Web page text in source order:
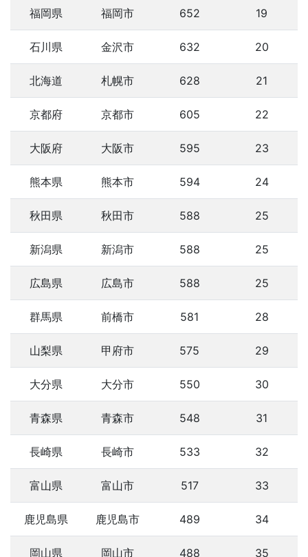
福岡県 福岡市 652 19
石川県 金沢市 632 20
北海道 札幌市 628 21
京都府 京都市 605 22
大阪府 大阪市 595 23
熊本県 熊本市 594 24
秋田県 秋田市 588 25
新潟県 新潟市 588 25
広島県 広島市 588 25
群馬県 前橋市 581 28
山梨県 甲府市 575 29
大分県 大分市 550 30
青森県 青森市 548 31
長崎県 長崎市 533 32
富山県 富山市 517 33
鹿児島県 鹿児島市 489 34
岡山県 岡山市 488 35